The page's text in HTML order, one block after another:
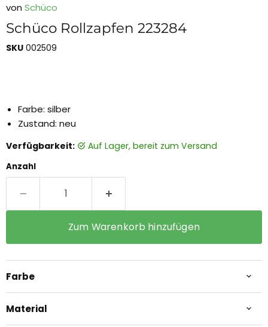
von Schüco
Schüco Rollzapfen 223284
SKU 002509
Farbe: silber
Zustand: neu
Verfügbarkeit: auf Lager, bereit zum Versand
Anzahl
Zum Warenkorb hinzufügen
Farbe
Material